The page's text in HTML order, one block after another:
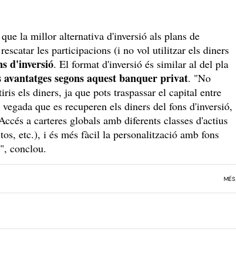
la millor alternativa d'inversió als plans de
les participacions (i no vol utilitzar els diners
d'inversió. El format d'inversió és similar al del pla
segons aquest banquer privat. "No
els diners, ja que pots traspassar el capital entre
que es recuperen els diners del fons d'inversió,
a carteres globals amb diferents classes d'actius
etc.), i és més fàcil la personalització amb fons
conclou.
MÉS